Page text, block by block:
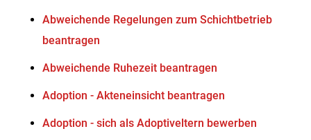
Abweichende Regelungen zum Schichtbetrieb
beantragen
Abweichende Ruhezeit beantragen
Adoption - Akteneinsicht beantragen
Adoption - sich als Adoptiveltern bewerben